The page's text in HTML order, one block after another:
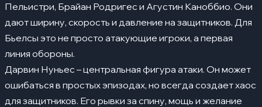
Пельистри, Брайан Родригес и Агустин Каноббио. Они
дают ширину, скорость и давление на защитников. Для
Бьелсы это не просто атакующие игроки, а первая
линия обороны.
Дарвин Нуньес – центральная фигура атаки. Он может
ошибаться в простых эпизодах, но всегда создает хаос
для защитников. Его рывки за спину, мощь и желание